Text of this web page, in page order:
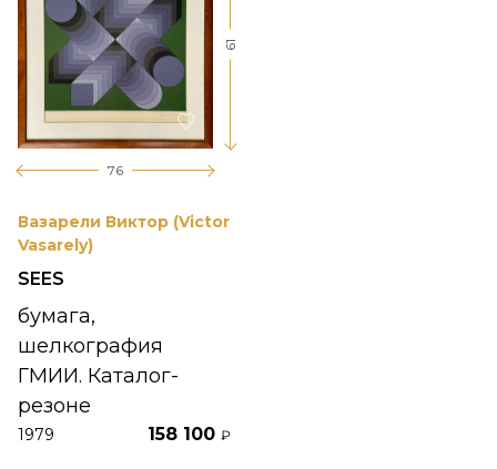
76
61
Вазарели Виктор (Victor
Vasarely)
SEES
бумага,
шелкография
ГМИИ. Каталог-
резоне
1979 158 100 ₽